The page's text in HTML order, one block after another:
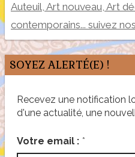
Auteuil, Art nouveau, Art
contemporains... suivez
SOYEZ ALERTÉ(E) !
Recevez une notification
d'une actualité, une
Votre email : *